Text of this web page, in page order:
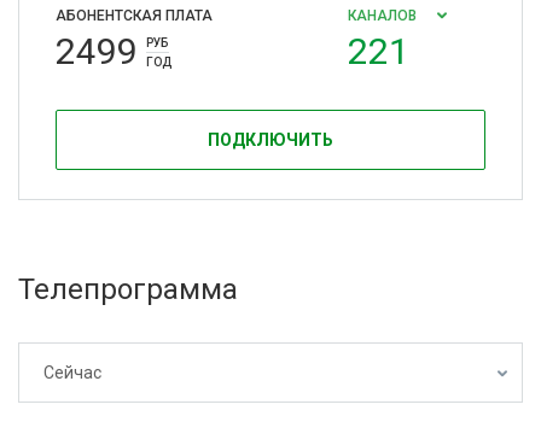
АБОНЕНТСКАЯ ПЛАТА
2499
РУБ
ГОД
КАНАЛОВ
221
ПОДКЛЮЧИТЬ
Телепрограмма
Сейчас